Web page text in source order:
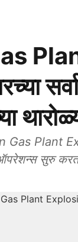
Plant
ऑपरेशन्स सुरु